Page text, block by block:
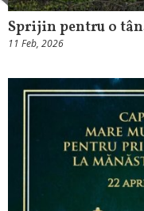
Sprijin pentru o
11 Feb, 2026